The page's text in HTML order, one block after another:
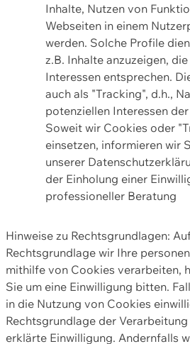
Inhalte, Nutzen von
Webseiten in einem
werden. Solche Profile
z.B. Inhalte anzuzeigen,
Interessen entsprechen.
auch als "Tracking", d.h.,
potenziellen Interessen
Soweit wir Cookies oder
einsetzen, informieren wir
unserer
der Einholung einer
professioneller Beratung
Hinweise zu Rechtsgrundlagen:
Rechtsgrundlage wir Ihre
mithilfe von Cookies verarbeiten,
Sie um eine Einwilligung bitten.
in die Nutzung von Cookies
Rechtsgrundlage der
erklärte Einwilligung. Andernfalls